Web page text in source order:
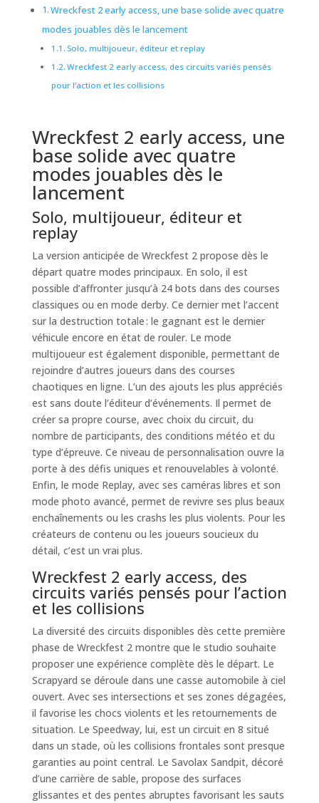
Wreckfest 2 early access, une base solide avec quatre
modes jouables dès le lancement
Solo, multijoueur, éditeur et replay
Wreckfest 2 early access, des circuits variés pensés
pour l’action et les collisions
Wreckfest 2 early access, une
base solide avec quatre
modes jouables dès le
lancement
Solo, multijoueur, éditeur et
replay
La version anticipée de Wreckfest 2 propose dès le
départ quatre modes principaux. En solo, il est
possible d’affronter jusqu’à 24 bots dans des courses
classiques ou en mode derby. Ce dernier met l’accent
sur la destruction totale : le gagnant est le dernier
véhicule encore en état de rouler. Le mode
multijoueur est également disponible, permettant de
rejoindre d’autres joueurs dans des courses
chaotiques en ligne. L’un des ajouts les plus appréciés
est sans doute l’éditeur d’événements. Il permet de
créer sa propre course, avec choix du circuit, du
nombre de participants, des conditions météo et du
type d’épreuve. Ce niveau de personnalisation ouvre la
porte à des défis uniques et renouvelables à volonté.
Enfin, le mode Replay, avec ses caméras libres et son
mode photo avancé, permet de revivre ses plus beaux
enchaînements ou les crashs les plus violents. Pour les
créateurs de contenu ou les joueurs soucieux du
détail, c’est un vrai plus.
Wreckfest 2 early access, des
circuits variés pensés pour l’action
et les collisions
La diversité des circuits disponibles dès cette première
phase de Wreckfest 2 montre que le studio souhaite
proposer une expérience complète dès le départ. Le
Scrapyard se déroule dans une casse automobile à ciel
ouvert. Avec ses intersections et ses zones dégagées,
il favorise les chocs violents et les retournements de
situation. Le Speedway, lui, est un circuit en 8 situé
dans un stade, où les collisions frontales sont presque
garanties au point central. Le Savolax Sandpit, décoré
d’une carrière de sable, propose des surfaces
glissantes et des pentes abruptes favorisant les sauts